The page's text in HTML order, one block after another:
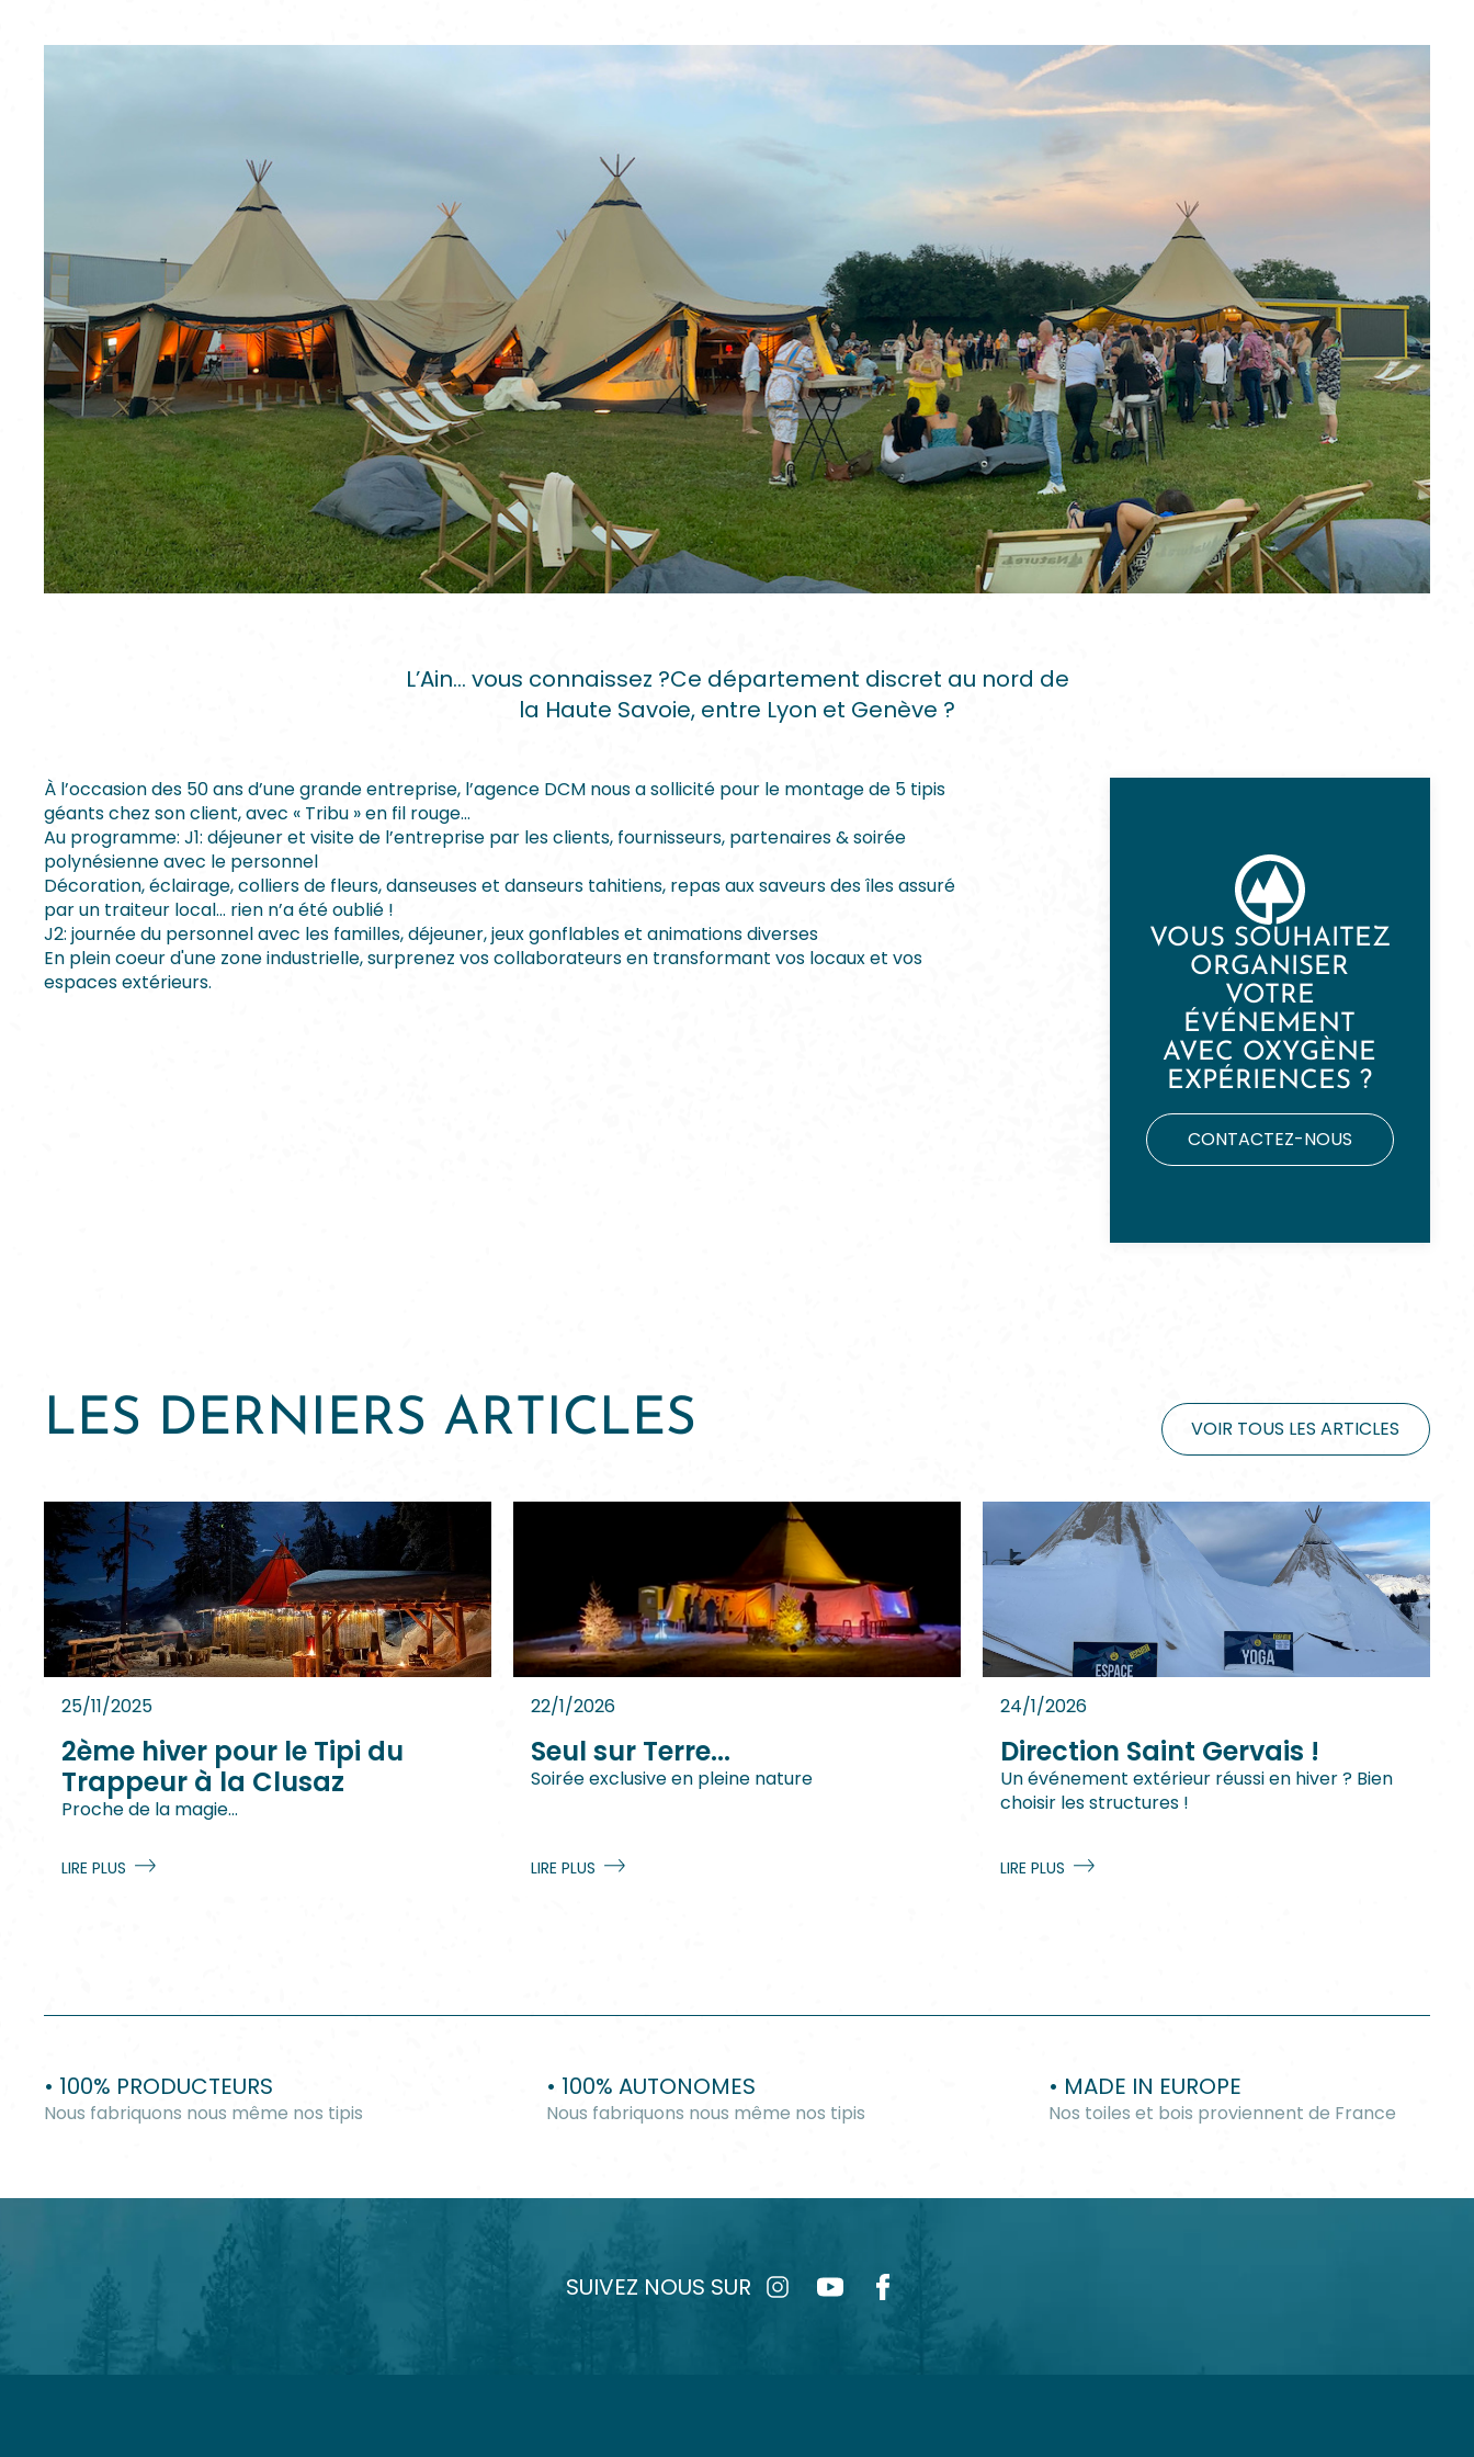
L’Ain… vous connaissez ?Ce département discret au nord de
la Haute Savoie, entre Lyon et Genève ?
À l’occasion des 50 ans d’une grande entreprise, l’agence DCM nous a sollicité pour le montage de 5 tipis
géants chez son client, avec « Tribu » en fil rouge…
Au programme: J1: déjeuner et visite de l’entreprise par les clients, fournisseurs, partenaires & soirée
polynésienne avec le personnel
Décoration, éclairage, colliers de fleurs, danseuses et danseurs tahitiens, repas aux saveurs des îles assuré
par un traiteur local… rien n’a été oublié !
J2: journée du personnel avec les familles, déjeuner, jeux gonflables et animations diverses
En plein coeur d'une zone industrielle, surprenez vos collaborateurs en transformant vos locaux et vos
espaces extérieurs.
VOUS SOUHAITEZ
ORGANISER
VOTRE
ÉVÉNEMENT
AVEC OXYGÈNE
EXPÉRIENCES ?
CONTACTEZ-NOUS
LES DERNIERS ARTICLES VOIR TOUS LES ARTICLES
25/11/2025
2ème hiver pour le Tipi du
Trappeur à la Clusaz
Proche de la magie...
LIRE PLUS
22/1/2026
Seul sur Terre...
Soirée exclusive en pleine nature
LIRE PLUS
24/1/2026
Direction Saint Gervais !
Un événement extérieur réussi en hiver ? Bien
choisir les structures !
LIRE PLUS
• 100% PRODUCTEURS
Nous fabriquons nous même nos tipis
• 100% AUTONOMES
Nous fabriquons nous même nos tipis
• MADE IN EUROPE
Nos toiles et bois proviennent de France
SUIVEZ NOUS SUR